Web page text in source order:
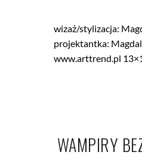
wizaż/stylizacja:
projektantka:
www.arttrend.pl
WAMPIRY